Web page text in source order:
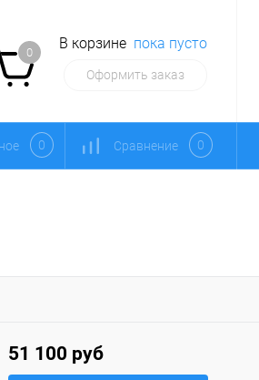
0
В корзине пока пусто
Оформить заказ
0 Сравнение 0
51 100 руб